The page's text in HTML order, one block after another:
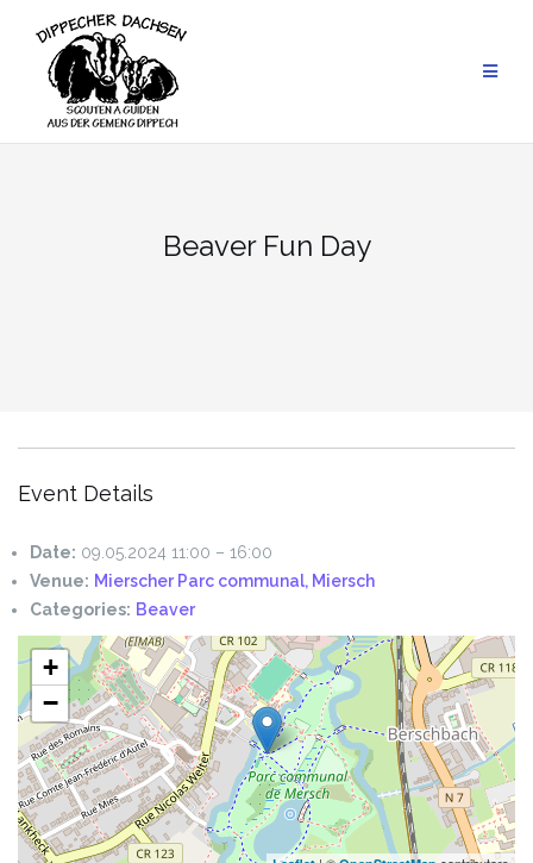
content
Beaver Fun Day
Event Details
Date: 09.05.2024 11:00 – 16:00
Venue: Mierscher Parc communal, Miersch
Categories: Beaver
+
−